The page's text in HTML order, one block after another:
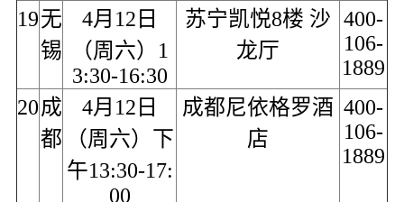
19无
锡
4月12日
（周六）1
3:30-16:30
苏宁凯悦8楼 沙
龙厅
400-
106-
1889
20成
都
4月12日
（周六）下
午13:30-17:
00
成都尼依格罗酒
店
400-
106-
1889